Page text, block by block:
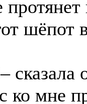
шёпот
ко мне